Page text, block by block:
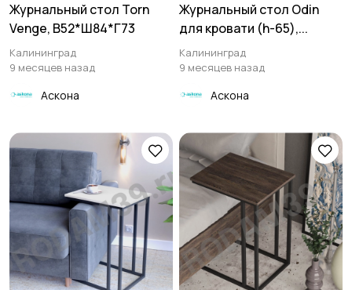
Журнальный стол Torn
Venge, В52*Ш84*Г73
Калининград
9 месяцев назад
Аскона
Журнальный стол Odin
для кровати (h-65),...
Калининград
9 месяцев назад
Аскона